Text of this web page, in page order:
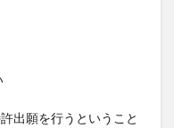
出願を行うということ